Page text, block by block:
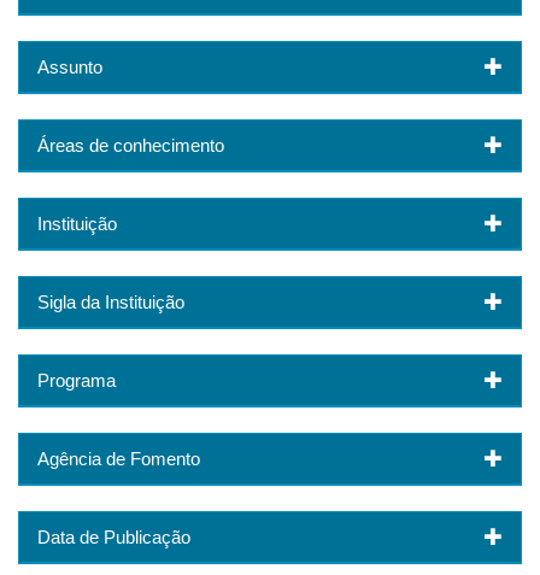
Assunto
Áreas de conhecimento
Instituição
Sigla da Instituição
Programa
Agência de Fomento
Data de Publicação